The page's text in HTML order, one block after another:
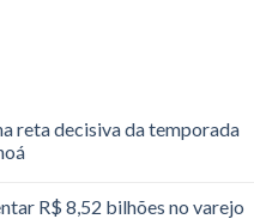
reta decisiva da temporada
R$ 8,52 bilhões no varejo